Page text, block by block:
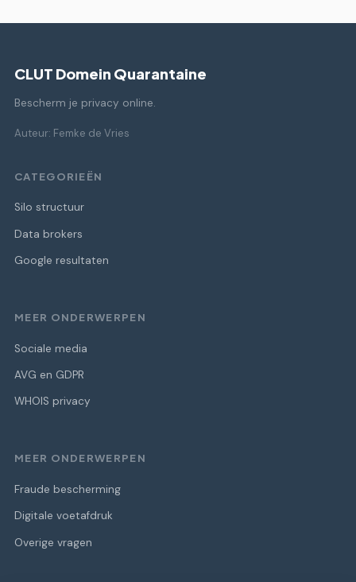
CLUT Domein Quarantaine
Bescherm je privacy online.
Auteur: Femke de Vries
CATEGORIEËN
Silo structuur
Data brokers
Google resultaten
MEER ONDERWERPEN
Sociale media
AVG en GDPR
WHOIS privacy
MEER ONDERWERPEN
Fraude bescherming
Digitale voetafdruk
Overige vragen